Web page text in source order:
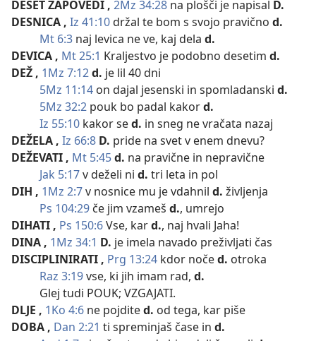
DESET ZAPOVEDI , 2Mz 34:28 na plošči je napisal D.
DESNICA , Iz 41:10držal te bom s svojo pravično d.
Mt 6:3 naj levica ne ve, kaj dela d.
DEVICA , Mt 25:1 Kraljestvo je podobno desetim d.
DEŽ , 1Mz 7:12d. je lil 40 dni
5Mz 11:14 on dajal jesenski in spomladanski d.
5Mz 32:2 pouk bo padal kakord.
Iz 55:10 kakor sed. in sneg ne vračata nazaj
DEŽELA , Iz 66:8 D. pride na svet v enem dnevu?
DEŽEVATI , Mt 5:45d. na pravične in nepravične
Jak 5:17v deželi ni d. tri leta in pol
DIH , 1Mz 2:7v nosnice mu je vdahnil d. življenja
Ps 104:29 če jim vzameš d., umrejo
DIHATI , Ps 150:6Vse, kard., naj hvali Jaha!
DINA , 1Mz 34:1 D. je imela navado preživljati čas
DISCIPLINIRATI , Prg 13:24 kdor nočed. otroka
Raz 3:19vse, ki jih imam rad, d.
Glej tudi POUK; VZGAJATI.
DLJE , 1Ko 4:6 ne pojdited. od tega, kar piše
DOBA , Dan 2:21 ti spreminjaš čase in d.